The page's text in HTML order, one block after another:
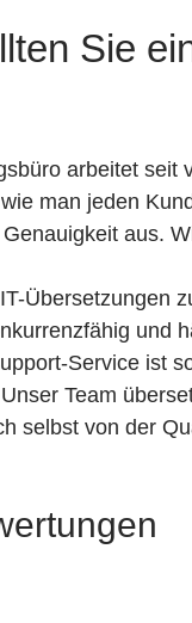
Sie
arbeitet seit
man jeden
aus.
Übersetzungen
und
Service ist
Team
selbst von der